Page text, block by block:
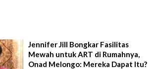
Jennifer Jill Bongkar Fasilitas
Mewah untuk ART di Rumahnya,
Onad Melongo: Mereka Dapat Itu?